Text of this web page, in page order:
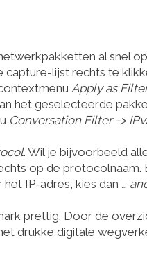
al snel
capture-lijst rechts te
Apply as
het geselecteerde
Conversation Filter ->
. Wil je bijvoorbeeld
op de
IP-adres, kies dan …
prettig. Door de
drukke digitale